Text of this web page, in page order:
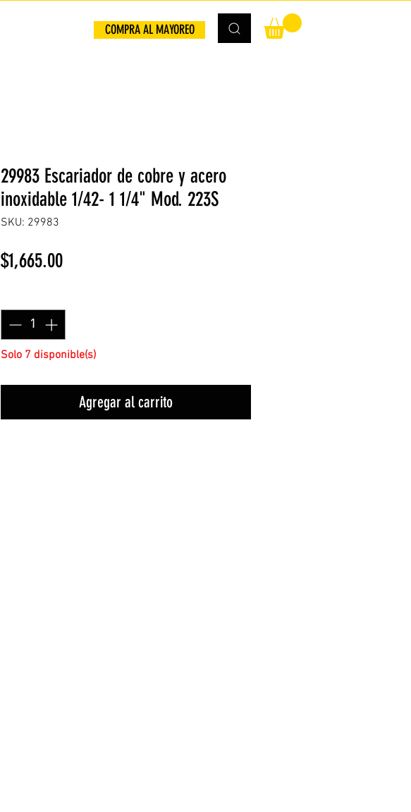
COMPRA AL MAYOREO
29983 Escariador de cobre y acero
inoxidable 1/42- 1 1/4" Mod. 223S
SKU: 29983
$1,665.00Precio
Solo 7 disponible(s)
Agregar al carrito